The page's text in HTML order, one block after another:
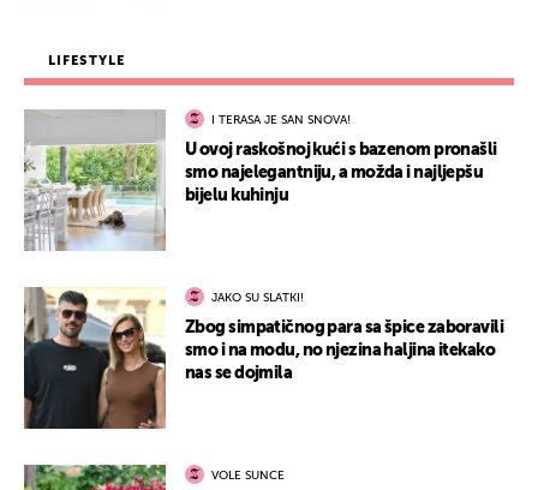
LIFESTYLE
I TERASA JE SAN SNOVA!
U ovoj raskošnoj kući s bazenom pronašli
smo najelegantniju, a možda i najljepšu
bijelu kuhinju
JAKO SU SLATKI!
Zbog simpatičnog para sa špice zaboravili
smo i na modu, no njezina haljina itekako
nas se dojmila
VOLE SUNCE